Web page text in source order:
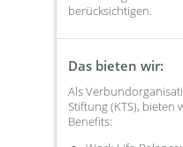
berücksichtigen.
Das bieten wir:
Als
Stiftung (KTS), bieten
Benefits: